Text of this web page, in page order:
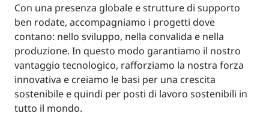
Con una presenza globale e strutture di supporto
ben rodate, accompagniamo i progetti dove
contano: nello sviluppo, nella convalida e nella
produzione. In questo modo garantiamo il nostro
vantaggio tecnologico, rafforziamo la nostra forza
innovativa e creiamo le basi per una crescita
sostenibile e quindi per posti di lavoro sostenibili in
tutto il mondo.